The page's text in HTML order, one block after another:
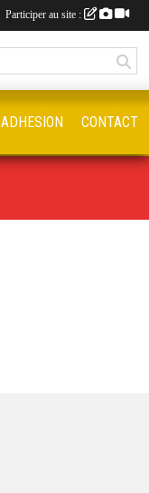
ADHESION CONTACT
Participer au site :